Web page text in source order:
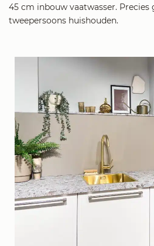
45 cm inbouw vaatwasser. Precies
tweepersoons huishouden.